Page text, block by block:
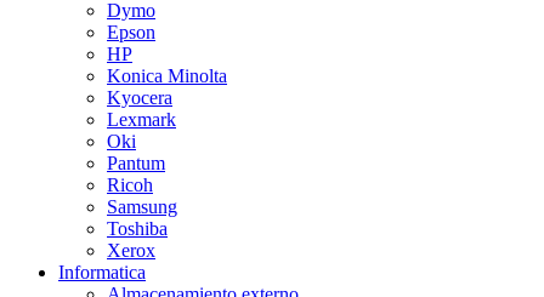
Dymo
Epson
HP
Konica Minolta
Kyocera
Lexmark
Oki
Pantum
Ricoh
Samsung
Toshiba
Xerox
Informatica